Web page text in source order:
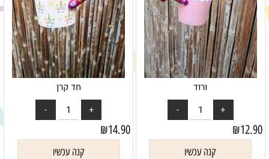
ורוד
₪12.90
קנה עכשיו
חד קרן
₪14.90
קנה עכשיו